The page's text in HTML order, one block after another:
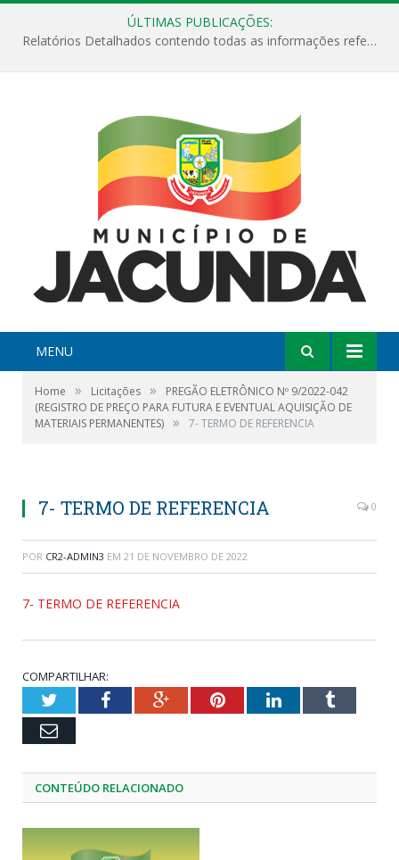
ÚLTIMAS PUBLICAÇÕES:
Relatórios Detalhados contendo todas as informações referentes a execução de recursos destinados ao fomento de projetos culturais no Município de Jacundá entre os anos de 2022 ao presente ano de 2026.
MENU
Home » Licitações »
PREGÃO ELETRÔNICO Nº 9/2022-042
(REGISTRO DE PREÇO PARA FUTURA E EVENTUAL AQUISIÇÃO DE
MATERIAIS PERMANENTES) » 7- TERMO DE REFERENCIA
7- TERMO DE REFERENCIA 0
POR CR2-ADMIN3 EM 21 DE NOVEMBRO DE 2022
7- TERMO DE REFERENCIA
COMPARTILHAR:
TwitterFacebookGoogle+PinterestLinkedInTumblr
Email
CONTEÚDO RELACIONADO